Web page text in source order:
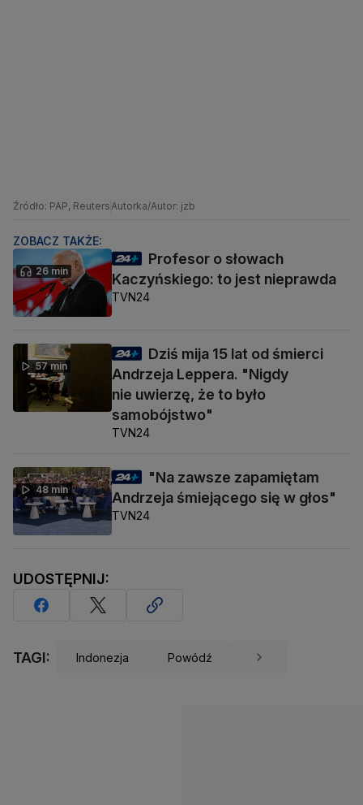
Źródło: PAP, Reuters Autorka/Autor: jzb
ZOBACZ TAKŻE:
26 min
Profesor o słowach
Kaczyńskiego: to jest nieprawda
TVN24
57 min
Dziś mija 15 lat od śmierci
Andrzeja Leppera. "Nigdy
nie uwierzę, że to było
samobójstwo"
TVN24
48 min
"Na zawsze zapamiętam
Andrzeja śmiejącego się w głos"
TVN24
UDOSTĘPNIJ:
TAGI: Indonezja Powódź